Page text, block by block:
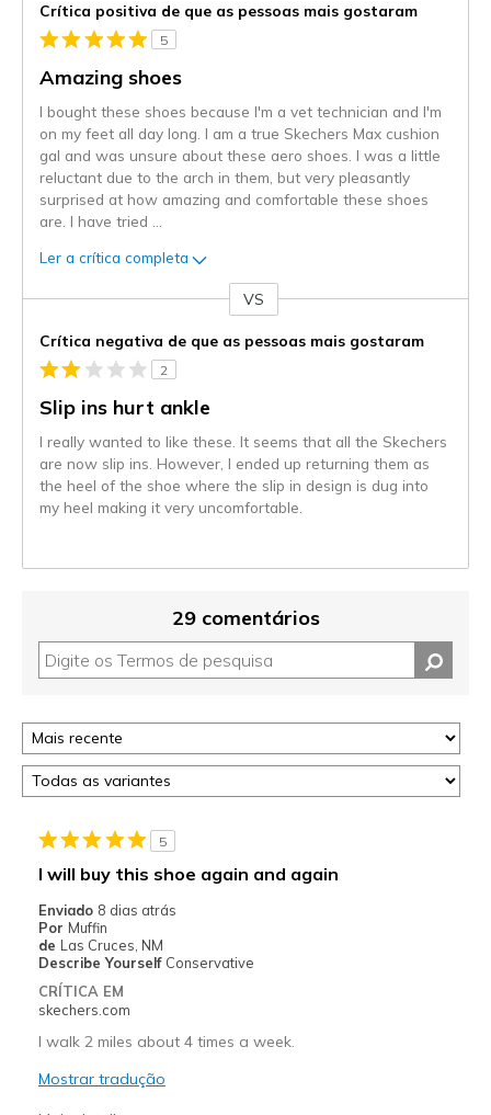
Crítica positiva de que as pessoas mais gostaram
5
Amazing shoes
I bought these shoes because I'm a vet technician and I'm
on my feet all day long. I am a true Skechers Max cushion
gal and was unsure about these aero shoes. I was a little
reluctant due to the arch in them, but very pleasantly
surprised at how amazing and comfortable these shoes
are. I have tried
Ler a crítica completa
VS
Crítica negativa de que as pessoas mais gostaram
2
Slip ins hurt ankle
I really wanted to like these. It seems that all the Skechers
are now slip ins. However, I ended up returning them as
the heel of the shoe where the slip in design is dug into
my heel making it very uncomfortable.
29 comentários
5
I will buy this shoe again and again
Enviado 8 dias atrás
Por Muffin
de Las Cruces, NM
Describe Yourself Conservative
CRÍTICA EM
skechers.com
I walk 2 miles about 4 times a week.
Mostrar tradução